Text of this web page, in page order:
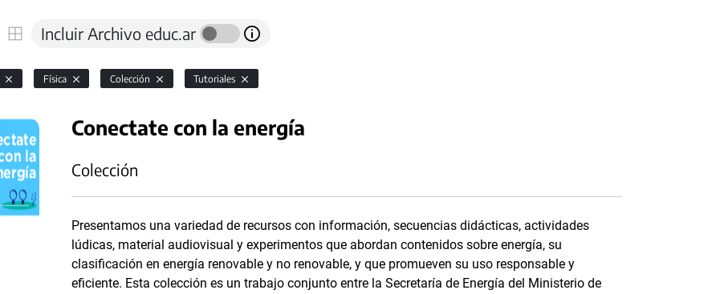
Incluir Archivo educ.ar
Física Colección Tutoriales
Conectate con la energía
Colección
Presentamos una variedad de recursos con información, secuencias didácticas, actividades
lúdicas, material audiovisual y experimentos que abordan contenidos sobre energía, su
clasificación en energía renovable y no renovable, y que promueven su uso responsable y
eficiente. Esta colección es un trabajo conjunto entre la Secretaría de Energía del Ministerio de